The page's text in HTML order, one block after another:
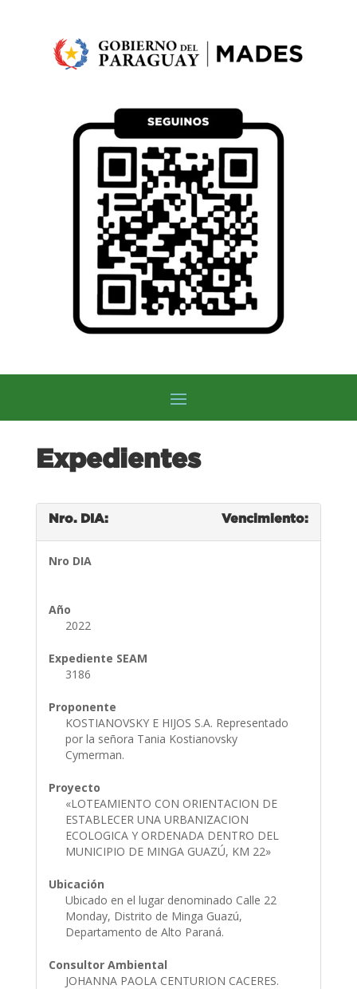
Expedientes
Nro. DIA: Vencimiento:
Nro DIA
Año
2022
Expediente SEAM
3186
Proponente
KOSTIANOVSKY E HIJOS S.A. Representado
por la señora Tania Kostianovsky
Cymerman.
Proyecto
«LOTEAMIENTO CON ORIENTACION DE
ESTABLECER UNA URBANIZACION
ECOLOGICA Y ORDENADA DENTRO DEL
MUNICIPIO DE MINGA GUAZÚ, KM 22»
Ubicación
Ubicado en el lugar denominado Calle 22
Monday, Distrito de Minga Guazú,
Departamento de Alto Paraná.
Consultor Ambiental
JOHANNA PAOLA CENTURION CACERES.